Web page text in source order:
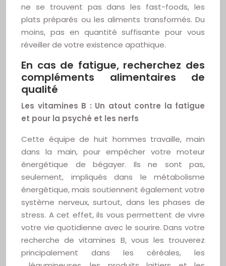
ne se trouvent pas dans les fast-foods, les
plats préparés ou les aliments transformés. Du
moins, pas en quantité suffisante pour vous
réveiller de votre existence apathique.
En cas de fatigue, recherchez des
compléments alimentaires de
qualité
Les vitamines B : Un atout contre la fatigue
et pour la psyché et les nerfs
Cette équipe de huit hommes travaille, main
dans la main, pour empêcher votre moteur
énergétique de bégayer. Ils ne sont pas,
seulement, impliqués dans le métabolisme
énergétique, mais soutiennent également votre
système nerveux, surtout, dans les phases de
stress. A cet effet, ils vous permettent de vivre
votre vie quotidienne avec le sourire. Dans votre
recherche de vitamines B, vous les trouverez
principalement dans les céréales, les